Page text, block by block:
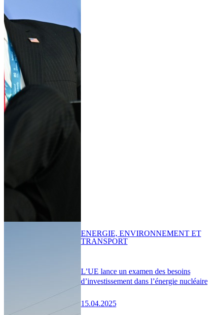
L’UE lance un examen des besoins
d’investissement dans l’énergie nucléaire
15.04.2025
ENERGIE, ENVIRONNEMENT ET
TRANSPORT